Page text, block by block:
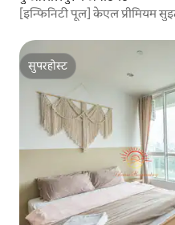
[इन्फिनिटी पूल] केएल प्रीमियम
सुपरहोस्ट
सुपरहोस्ट